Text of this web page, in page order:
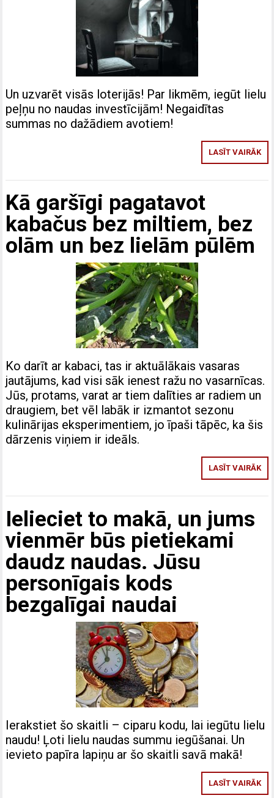
Un uzvarēt visās loterijās! Par likmēm, iegūt lielu
peļņu no naudas investīcijām! Negaidītas
summas no dažādiem avotiem!
LASĪT VAIRĀK
Kā garšīgi pagatavot
kabačus bez miltiem, bez
olām un bez lielām pūlēm
Ko darīt ar kabaci, tas ir aktuālākais vasaras
jautājums, kad visi sāk ienest ražu no vasarnīcas.
Jūs, protams, varat ar tiem dalīties ar radiem un
draugiem, bet vēl labāk ir izmantot sezonu
kulinārijas eksperimentiem, jo ​​īpaši tāpēc, ka šis
dārzenis viņiem ir ideāls.
LASĪT VAIRĀK
Ielieciet to makā, un jums
vienmēr būs pietiekami
daudz naudas. Jūsu
personīgais kods
bezgalīgai naudai
Ierakstiet šo skaitli – ciparu kodu, lai iegūtu lielu
naudu! Ļoti lielu naudas summu iegūšanai. Un
ievieto papīra lapiņu ar šo skaitli savā makā!
LASĪT VAIRĀK